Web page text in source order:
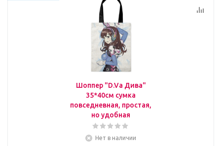
Шоппер "D.Va Дива"
35*40см сумка
повседневная, простая,
но удобная
Нет в наличии